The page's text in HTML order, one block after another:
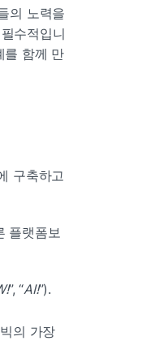
의 노력을
수적입니
를 함께 만
구축하고
플랫폼보
”, “AI!”).
의 가장